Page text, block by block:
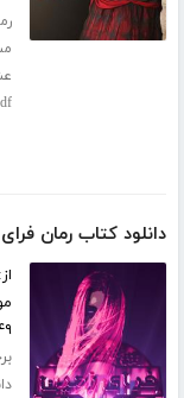
دانلود کتاب رمان
۱۴۹